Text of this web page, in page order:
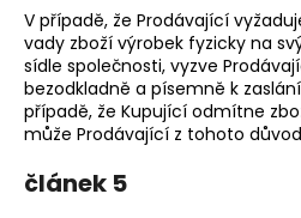
V případě, že Prodávající
vady zboží výrobek fyzicky na
sídle společnosti, vyzve
bezodkladně a písemně k
případě, že Kupující odmítne
může Prodávající z tohoto
článek 5